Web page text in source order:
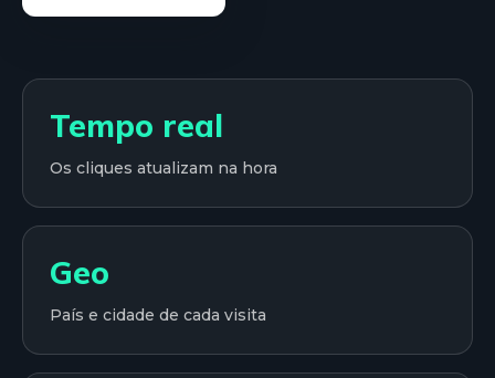
Tempo real
Os cliques atualizam na hora
Geo
País e cidade de cada visita